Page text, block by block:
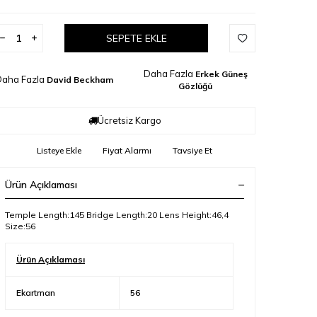
SEPETE EKLE
Fazla David Beckham
Daha Fazla Erkek Güneş
Gözlüğü
Ücretsiz Kargo
Listeye Ekle Fiyat Alarmı Tavsiye Et
Ürün Açıklaması
Temple Length:145 Bridge Length:20 Lens Height:46,4
Size:56
Ürün Açıklaması
Ekartman 56